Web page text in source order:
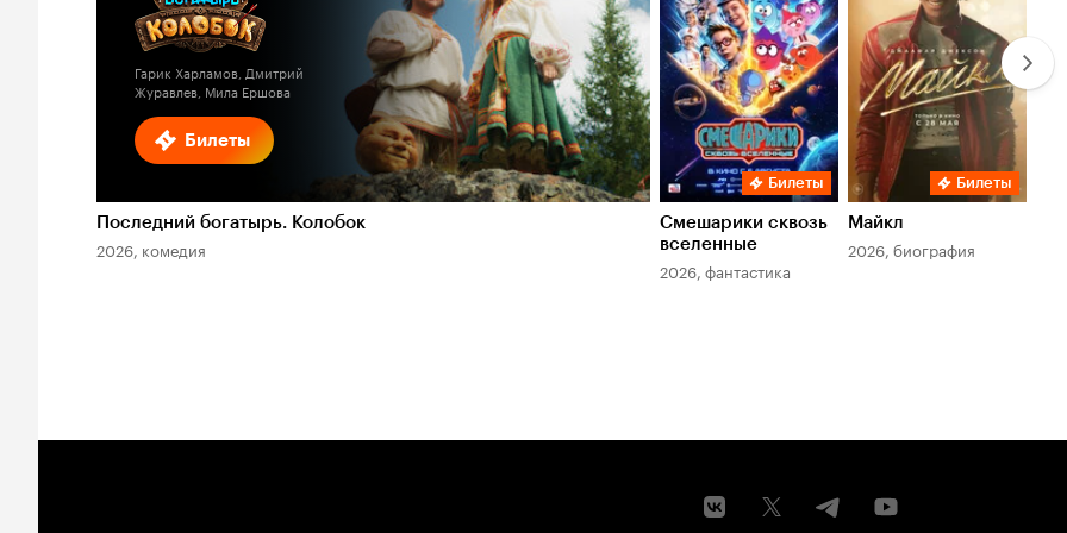
Билеты
Гарик Харламов, Дмитрий
Журавлев, Мила Ершова
Последний богатырь. Колобок
2026, комедия
Билеты
Смешарики сквозь
вселенные
2026, фантастика
Билеты
Майкл
2026, биография